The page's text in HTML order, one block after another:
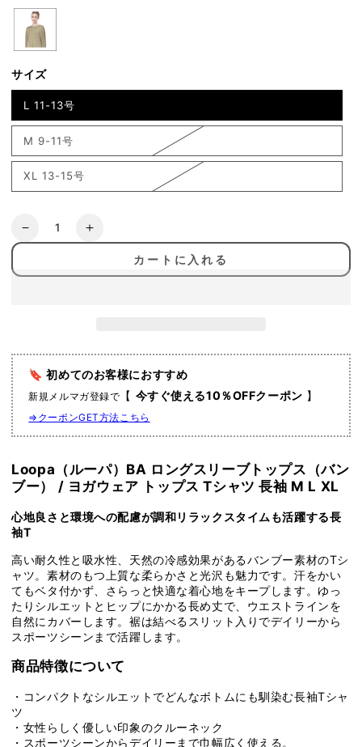
サイズ
L 11-13号
M 9-11号
XL 13-15号
量
20%OFF[SALE]
ン
グ
ス
リ
ー
ト
ッ
プ
ス
ン
ブ
ー）
Bamboo
Long
tops
ヨ
ガ
ウ
20%OFF[SALE]
ン
グ
ス
リ
ー
ト
ッ
プ
ス
ン
ブ
ー）
Bamboo
Long
tops
ヨ
ガ
ウ
カートに入れる
🔖 初めてのお客様におすすめ
新規メルマガ登録で 【 今すぐ使える10％OFFクーポン 】
⇒クーポンGET方法こちら
Loopa（ルーパ） BA ロングスリーブトップス（バン
ブー）
/ ヨガウェア トップス Tシャツ 長袖 M L XL
心地良さと環境への配慮が調和リラックスタイムも活躍する長
袖T
高い耐久性と吸水性、天然の冷感効果があるバンブー素材のTシ
ャツ。素材のもつ上質な柔らかさと光沢も魅力です。汗をかい
てもベタ付かず、さらっと快適な着心地をキープします。ゆっ
たりシルエットとヒップにかかる長め丈で、ウエストラインを
自然にカバーします。裾は結べるスリット入りでデイリーから
スポーツシーンまで活躍します。
商品特徴について
・コンパクトなシルエットでどんなボトムにも馴染む長袖Tシャ
ツ
・女性らしく優しい印象のクルーネック
・スポーツシーンからデイリーまで巾幅広く使える。